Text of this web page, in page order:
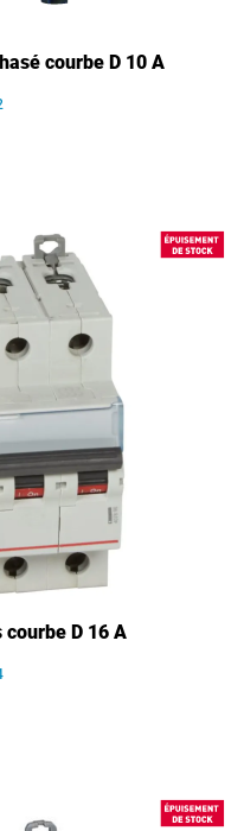
courbe D 10 A
D 16 A